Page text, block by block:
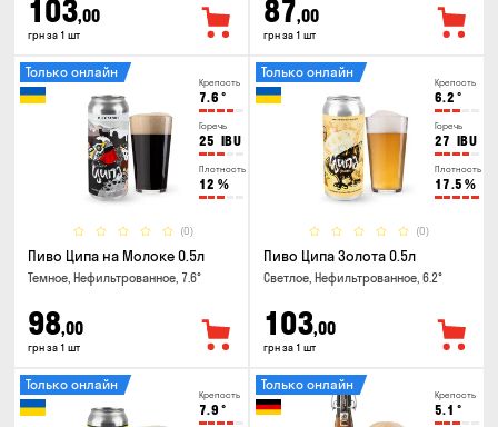
103,00
грн за 1 шт
87,00
грн за 1 шт
Крепость
7.6 °
Горечь
25 IBU
Плотность
12 %
(0)
Только онлайн
Пиво Ципа на Молоке 0.5л
Темное, Нефильтрованное, 7.6°
98,00
грн за 1 шт
Крепость
6.2 °
Горечь
27 IBU
Плотность
17.5 %
(0)
Только онлайн
Пиво Ципа Золота 0.5л
Светлое, Нефильтрованное, 6.2°
103,00
грн за 1 шт
Крепость
7.9 °
Только онлайн
Крепость
5.1 °
Только онлайн